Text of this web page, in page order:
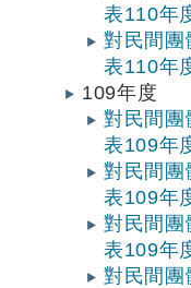
表110年
對民間團
表110年
109年度
對民間團
表109年
對民間團
表109年
對民間團
表109年
對民間團